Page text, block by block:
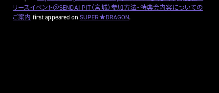
リースイベント＠SENDAI PIT（宮城）参加方法・特典会内容についての
ご案内 first appeared on SUPER★DRAGON.